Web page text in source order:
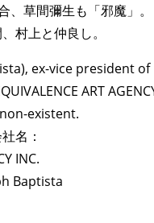
草間彌生も「邪魔」。
村上と仲良し。
ex-vice president
ART
existent.
名：
INC.
Baptista